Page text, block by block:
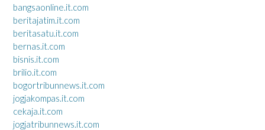
bangsaonline.it.com
beritajatim.it.com
beritasatu.it.com
bernas.it.com
bisnis.it.com
brilio.it.com
bogortribunnews.it.com
jogjakompas.it.com
cekaja.it.com
jogjatribunnews.it.com